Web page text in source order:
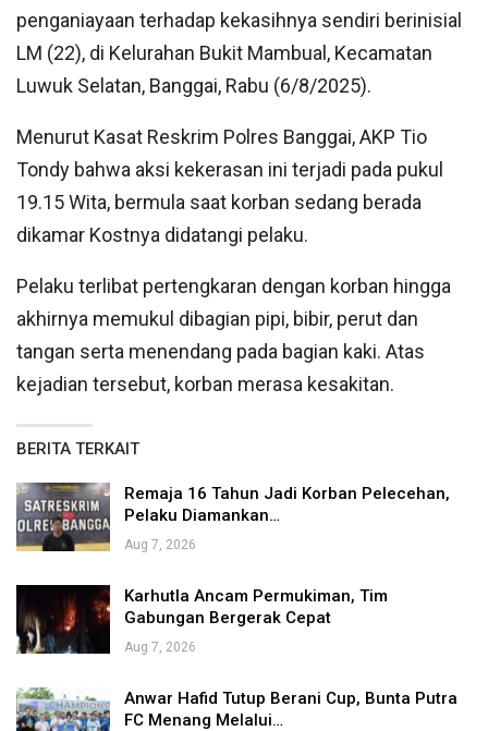
penganiayaan terhadap kekasihnya sendiri berinisial
LM (22), di Kelurahan Bukit Mambual, Kecamatan
Luwuk Selatan, Banggai, Rabu (6/8/2025).
Menurut Kasat Reskrim Polres Banggai, AKP Tio
Tondy bahwa aksi kekerasan ini terjadi pada pukul
19.15 Wita, bermula saat korban sedang berada
dikamar Kostnya didatangi pelaku.
Pelaku terlibat pertengkaran dengan korban hingga
akhirnya memukul dibagian pipi, bibir, perut dan
tangan serta menendang pada bagian kaki. Atas
kejadian tersebut, korban merasa kesakitan.
BERITA TERKAIT
Remaja 16 Tahun Jadi Korban Pelecehan,
Pelaku Diamankan…
Aug 7, 2026
Karhutla Ancam Permukiman, Tim
Gabungan Bergerak Cepat
Aug 7, 2026
Anwar Hafid Tutup Berani Cup, Bunta Putra
FC Menang Melalui…